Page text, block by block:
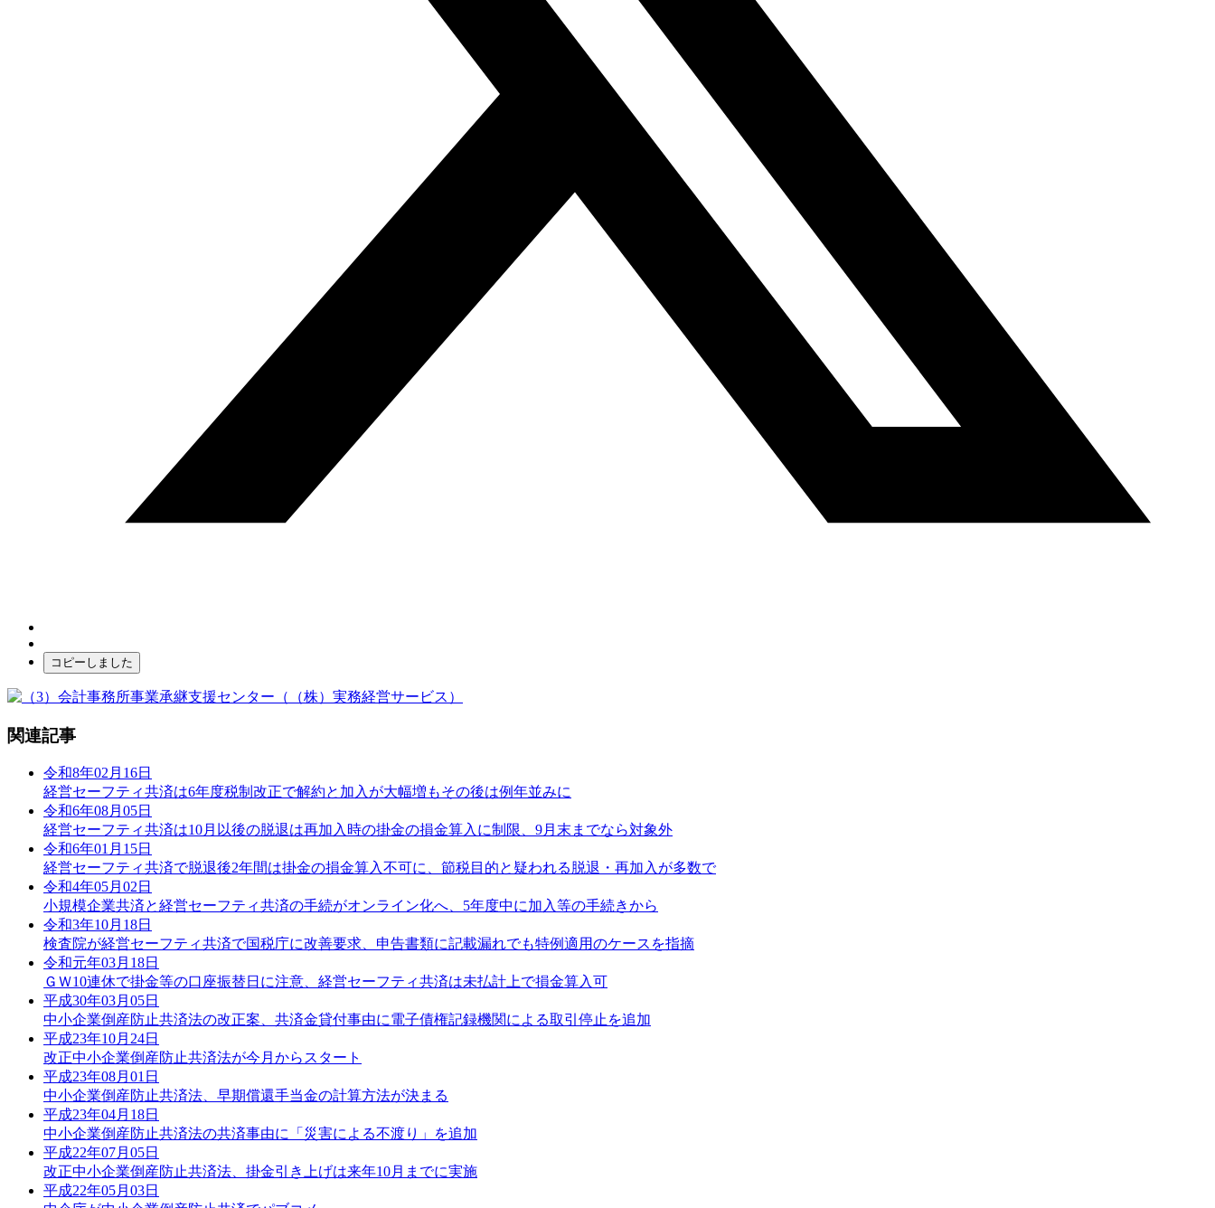
コピーしました
関連記事
令和8年02月16日
経営セーフティ共済は6年度税制改正で解約と加入が大幅増もその後は例年並みに
令和6年08月05日
経営セーフティ共済は10月以後の脱退は再加入時の掛金の損金算入に制限、9月末までなら対象外
令和6年01月15日
経営セーフティ共済で脱退後2年間は掛金の損金算入不可に、節税目的と疑われる脱退・再加入が多数で
令和4年05月02日
小規模企業共済と経営セーフティ共済の手続がオンライン化へ、5年度中に加入等の手続きから
令和3年10月18日
検査院が経営セーフティ共済で国税庁に改善要求、申告書類に記載漏れでも特例適用のケースを指摘
令和元年03月18日
ＧＷ10連休で掛金等の口座振替日に注意、経営セーフティ共済は未払計上で損金算入可
平成30年03月05日
中小企業倒産防止共済法の改正案、共済金貸付事由に電子債権記録機関による取引停止を追加
平成23年10月24日
改正中小企業倒産防止共済法が今月からスタート
平成23年08月01日
中小企業倒産防止共済法、早期償還手当金の計算方法が決まる
平成23年04月18日
中小企業倒産防止共済法の共済事由に「災害による不渡り」を追加
平成22年07月05日
改正中小企業倒産防止共済法、掛金引き上げは来年10月までに実施
平成22年05月03日